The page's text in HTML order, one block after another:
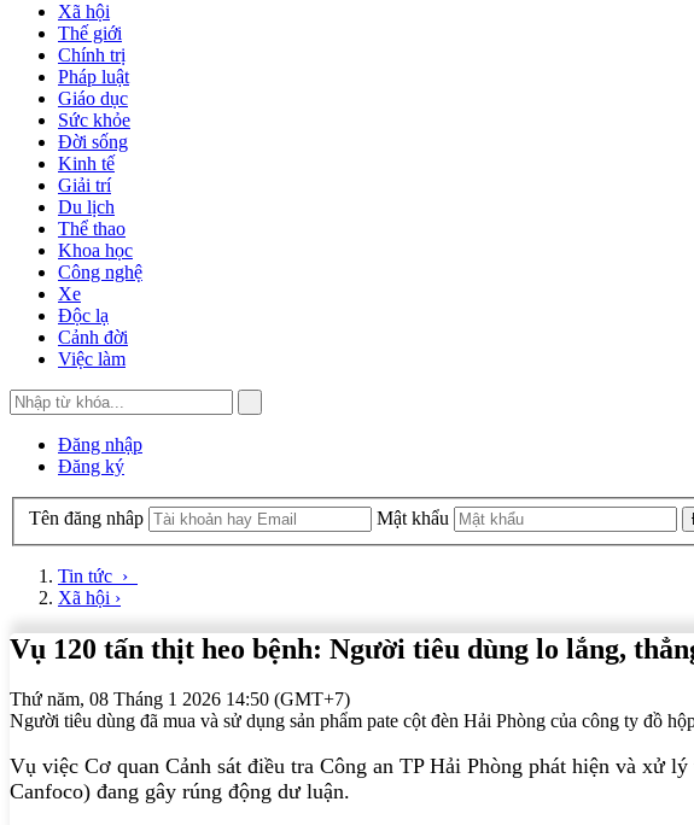
Xã hội
Thế giới
Chính trị
Pháp luật
Giáo dục
Sức khỏe
Đời sống
Kinh tế
Giải trí
Du lịch
Thể thao
Khoa học
Công nghệ
Xe
Độc lạ
Cảnh đời
Việc làm
Đăng nhập
Đăng ký
Tên đăng nhâp Mật khẩu
Tin tức ›
Xã hội ›
Vụ 120 tấn thịt heo bệnh: Người tiêu dùng lo lắng,
Thứ năm, 08 Tháng 1 2026 14:50 (GMT+7)
Người tiêu dùng đã mua và sử dụng sản phẩm pate cột đèn Hải Phòng của công ty đồ
Vụ việc Cơ quan Cảnh sát điều tra Công an TP Hải Phòng phát hiện và xử
Canfoco) đang gây rúng động dư luận.